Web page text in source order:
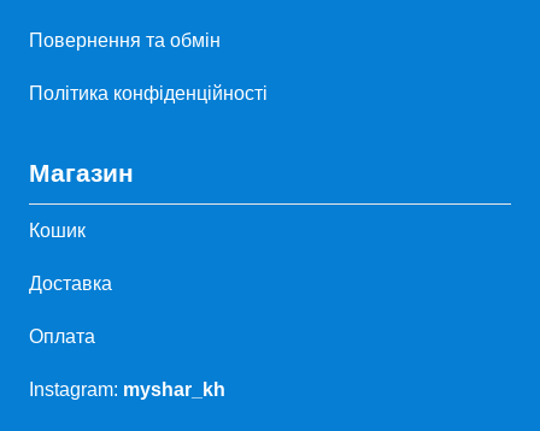
Повернення та обмін
Політика конфіденційності
Магазин
Кошик
Доставка
Оплата
Instagram: myshar_kh